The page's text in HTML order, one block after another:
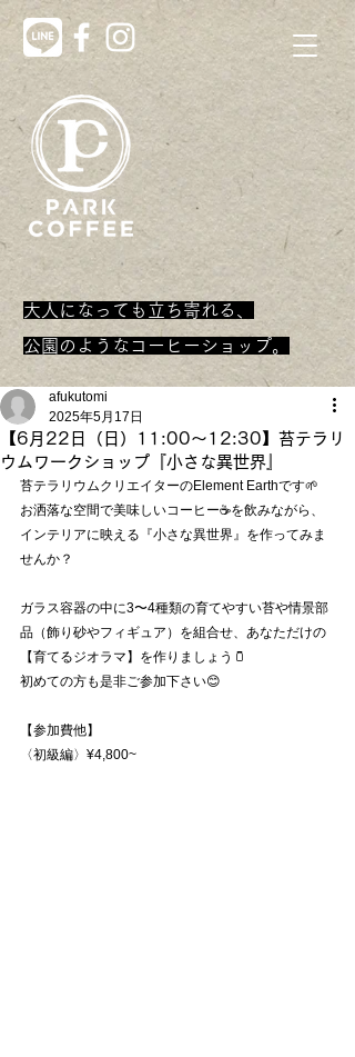
大人になっても立ち寄れる、
​公園のようなコーヒーショップ。
【6月22日（日）11:00〜12:30】苔テラリ
ウムワークショップ『小さな異世界』
afukutomi
2025年5月17日
苔テラリウムクリエイターのElement Earthです🌱
お洒落な空間で美味しいコーヒー☕️を飲みながら、
インテリアに映える『小さな異世界』を作ってみま
せんか？
ガラス容器の中に3〜4種類の育てやすい苔や情景部
品（飾り砂やフィギュア）を組合せ、あなただけの
【育てるジオラマ】を作りましょう🫙
初めての方も是非ご参加下さい😊
【参加費他】
〈初級編〉¥4,800~